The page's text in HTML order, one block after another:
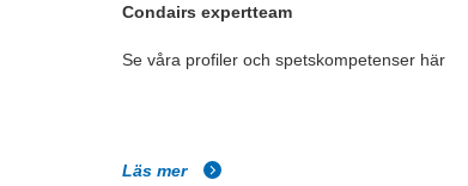
Condairs expertteam
Se våra profiler och spetskompetenser här
Läs mer